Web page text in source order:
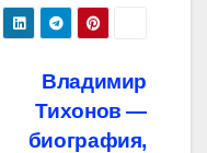
Владимир
Тихонов —
биография,